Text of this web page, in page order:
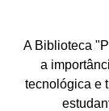
A Biblioteca
a
tecnológica e